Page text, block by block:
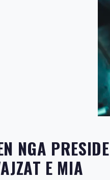
NGA
E MIA